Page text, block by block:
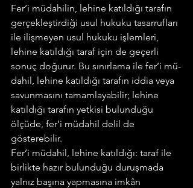
Fer’i müdahilin, lehine katıldığı tarafın
gerçekleştirdiği usul hukuku tasarrufları
ile ilişmeyen usul hukuku işlemleri,
lehine katıldığı taraf için de geçerli
sonuç doğurur. Bu sınırlama ile fer’i mü-
dahil, lehine katıldığı tarafın iddia veya
savunmasını tamamlayabilir; lehine
katıldığı tarafın yetkisi bulunduğu
ölçüde, fer’i müdahil delil de
gösterebilir.
Fer’i müdahil, lehine katıldığı: taraf ile
birlikte hazır bulunduğu duruşmada
yalnız başına yapmasına imkân